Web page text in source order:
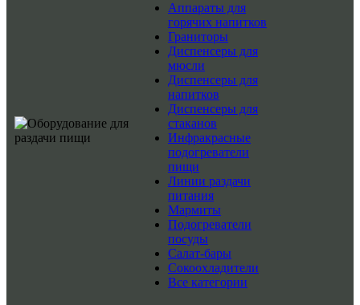
Аппараты для
горячих напитков
Граниторы
Диспенсеры для
мюсли
Диспенсеры для
напитков
Диспенсеры для
стаканов
Инфракрасные
подогреватели
пищи
Линии раздачи
питания
Мармиты
Подогреватели
посуды
Салат-бары
Сокоохладители
Все категории